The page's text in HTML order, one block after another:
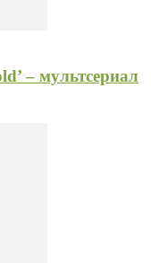
– мультсериал